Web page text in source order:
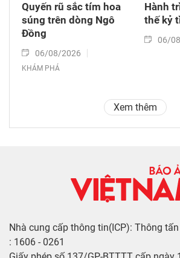
Quyến rũ sắc tím hoa
súng trên dòng Ngô
Đồng
06/08/2026
KHÁM PHÁ
Hành
thế kỷ
06/
Xem thêm
Nhà cung cấp thông tin(ICP): Thông
: 1606 - 0261